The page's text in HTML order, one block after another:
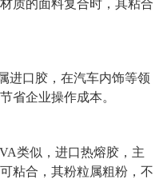
质的面料复合时，其粘合
进口胶，在汽车内饰等领
省企业操作成本。
类似，进口热熔胶，主
粘合，其粉粒属粗粉，不